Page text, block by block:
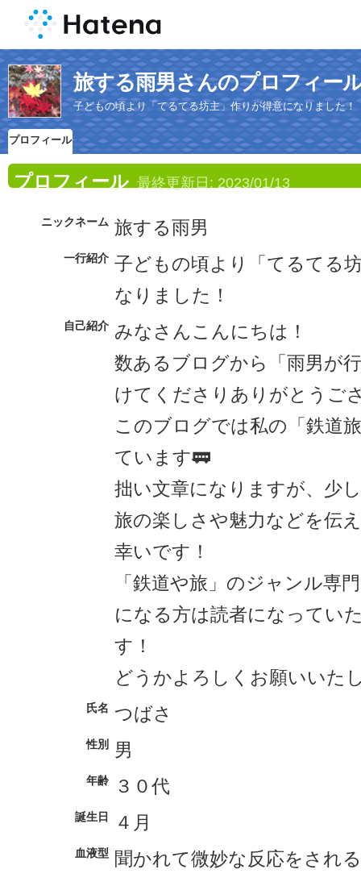
旅する雨男さんのプロフィー
子どもの頃より「てるてる坊主」作りが得意になりました！
プロフィール
プロフィール 最終更新日: 2023/01/13
ニックネーム 旅する雨男
一行紹介 子どもの頃より「てるてる
なりました！
自己紹介 みなさんこんにちは！
数あるブログから「雨男が
けてくださりありがとうご
このブログでは私の「鉄道
ています🚃
拙い文章になりますが、少
旅の楽しさや魅力などを伝
幸いです！
「鉄道や旅」のジャンル専
になる方は読者になってい
す！
どうかよろしくお願いいた
氏名 つばさ
性別 男
年齢 ３０代
誕生日 ４月
血液型 聞かれて微妙な反応をされ